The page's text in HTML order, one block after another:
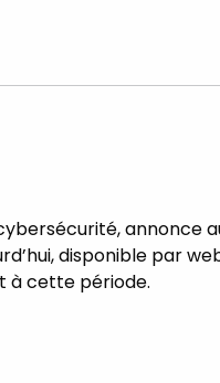
disponible par
à cette période.